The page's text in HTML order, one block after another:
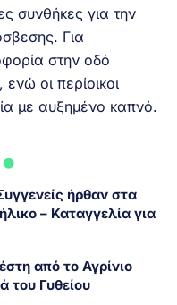
συνθήκες για την
Για
στην οδό
οι περίοικοι
με αυξημένο καπνό.
.
ήρθαν στα
– Καταγγελία για
από το Αγρίνιο
του Γυθείου